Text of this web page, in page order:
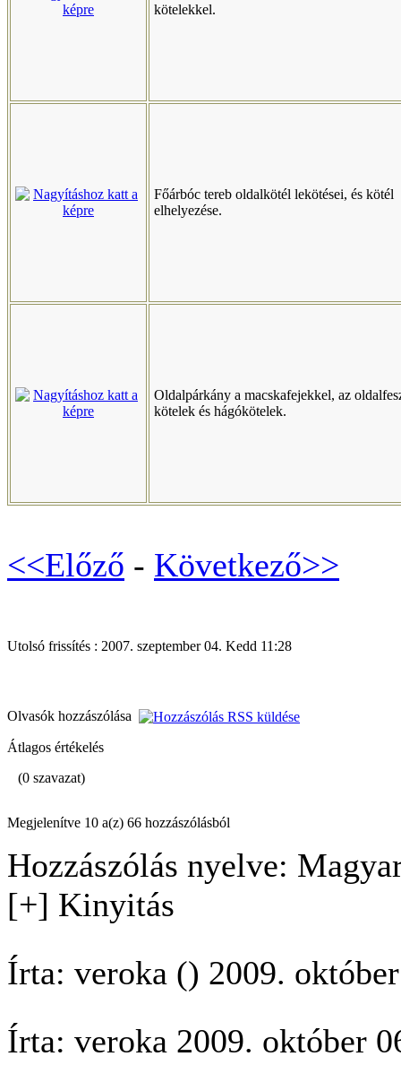
kötelekkel.
Főárbóc tereb oldalkötél lekötései, és kötél
elhelyezése.
Oldalpárkány a macskafejekkel, az
kötelek és hágókötelek.
<<Előző - Következő>>
Utolsó frissítés : 2007. szeptember 04. Kedd 11:28
Olvasók hozzászólása
Átlagos értékelés
(0 szavazat)
Megjelenítve 10 a(z) 66 hozzászólásból
Hozzászólás nyelve:
[+] Kinyitás
Írta: veroka () 2009.
Írta: veroka 2009. október